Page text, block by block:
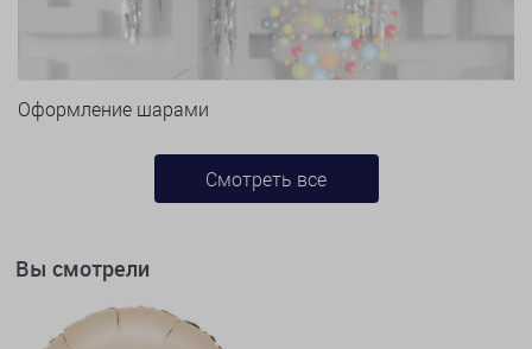
Оформление шарами
Смотреть все
Вы смотрели